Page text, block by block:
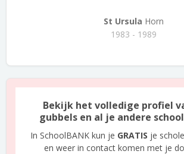
St Ursula Horn
1983 - 1989
Bekijk het volledige profiel
gubbels en al je andere
In SchoolBANK kun je GRATIS je
en weer in contact komen met je